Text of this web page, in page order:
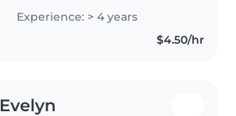
preescolares. Me encanta leer,
dibujar y crear juegos educativos
para los más pequeños. Ofrezco
Experience: > 4 years
$4.50/hr
Evelyn